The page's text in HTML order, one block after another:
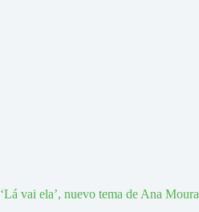
‘Lá vai ela’, nuevo tema de Ana Moura